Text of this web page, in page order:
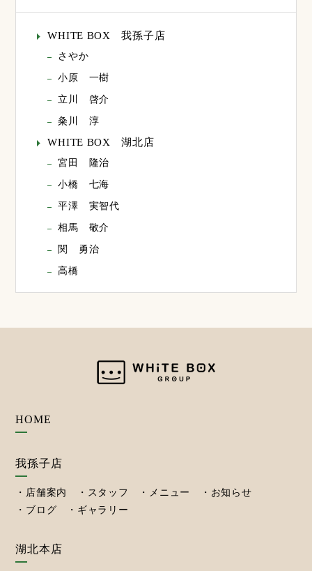
WHITE BOX 我孫子店
さやか
小原 一樹
立川 啓介
粂川 淳
WHITE BOX 湖北店
宮田 隆治
小橋 七海
平澤 実智代
相馬 敬介
関 勇治
高橋
HOME
我孫子店
店舗案内 スタッフ メニュー
お知らせ
ブログ
ギャラリー
湖北本店